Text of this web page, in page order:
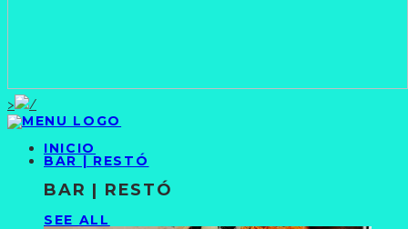
>
INICIO
BAR | RESTÓ
BAR | RESTÓ
SEE ALL